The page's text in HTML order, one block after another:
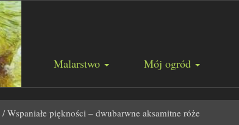
Malarstwo Mój ogród
/ Wspaniałe piękności – dwubarwne aksamitne róże